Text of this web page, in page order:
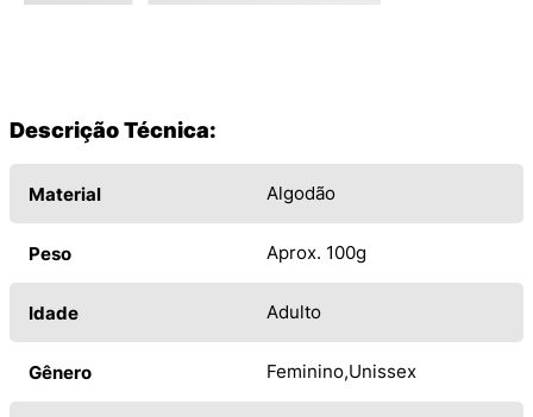
Descrição Técnica:
Material Algodão
Peso Aprox. 100g
Idade Adulto
Gênero Feminino Unissex